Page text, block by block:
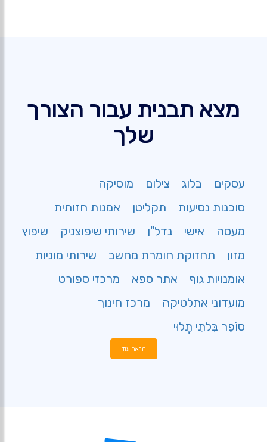
מצא תבנית עבור הצורך
שלך
עסקים בלוג צילום
מוסיקה
סוכנות נסיעות
תקליטן
אמנות חזותית
מעסה
אישי נדל"ן שירותי שיפוצניק
שיפוץ
מזון
תחזוקת חומרת מחשב
שירותי מוניות
אומנויות גוף
אתר ספא
מרכזי ספורט
מועדוני אתלטיקה
מרכז חינוך
סוֹפֵר בִּלתִי תָלוּי
הראה עוד